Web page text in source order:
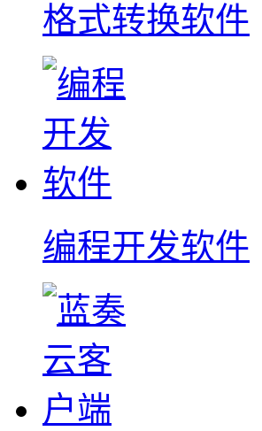
格式转换软件
编程开发软件